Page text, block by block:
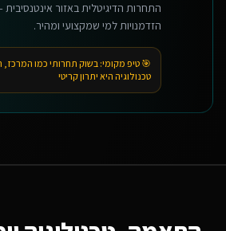
התחרות הדיגיטלית באזור אינטנסיבית
הזדמנויות למי שמקצועי ומהיר.
🎯 טיפ מקומי: בשוק תחרותי כמו
טכנולוגיה היא יתרון קריטי